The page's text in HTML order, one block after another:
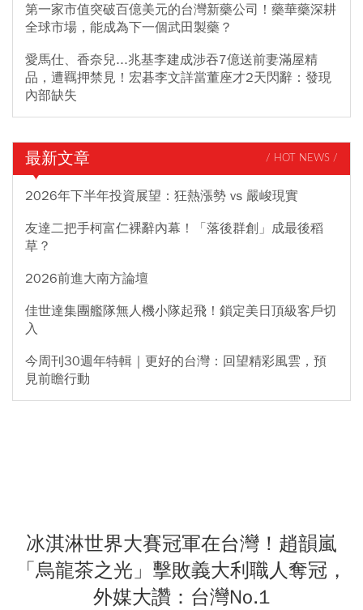
第一家市值突破百億美元的台灣新藥公司！藥華藥深耕
全球市場，能成為下一個武田製藥？
愛馬仕、香奈兒...兆基李建成涉吞7億送前妻滿屋精
品，遭羈押禁見！宏碁李文詳當董座才2天閃辭：發現
內部缺失
最新文章 / HOT NEWS /
2026年下半年投資展望：狂熱漲勢 vs 嚴峻現實
友達二把手柯富仁裸辭內幕！「落後群創」成最後稻
草？
2026前進大南方論壇
佳世達集團艦隊無人機小隊起飛！鎖定美日頂級客戶切
入
今周刊30週年特輯｜更好的台灣：回望精彩風雲，預
見前瞻行動
冰淇淋世界大賽冠軍在台灣！趙韻嵐
「烏龍茶之光」擊敗義大利職人奪冠，
外媒大讚：台灣No.1